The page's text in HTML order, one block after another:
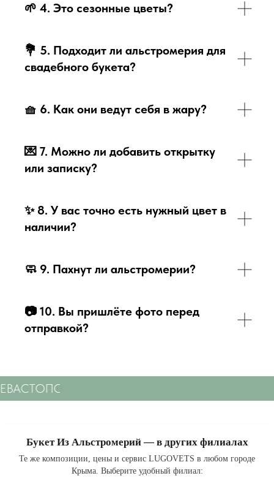
🌱 4. Это сезонные цветы?
💐 5. Подходит ли альстромерия для
свадебного букета?
🧺 6. Как они ведут себя в жару?
💌 7. Можно ли добавить открытку
или записку?
✨ 8. У вас точно есть нужный цвет в
наличии?
🧼 9. Пахнут ли альстромерии?
📷 10. Вы пришлёте фото перед
отправкой?
Букет Из Альстромерий — в других филиалах
Те же композиции, цены и сервис LUGOVETS в любом городе
Крыма. Выберите удобный филиал: